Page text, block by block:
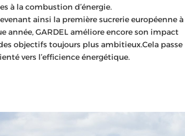
à la combustion d’énergie.
ainsi la première sucrerie européenne à
année, GARDEL améliore encore son impact
objectifs toujours plus ambitieux.Cela passe
vers l’efficience énergétique.